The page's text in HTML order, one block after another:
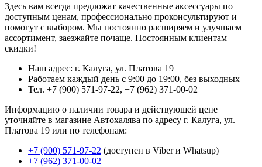
Здесь вам всегда предложат качественные аксессуары по
доступным ценам, профессионально проконсультируют и
помогут с выбором. Мы постоянно расширяем и улучшаем
ассортимент, заезжайте почаще. Постоянным клиентам
скидки!
Наш адрес: г. Калуга, ул. Платова 19
Работаем каждый день с 9:00 до 19:00, без выходных
Тел. +7 (900) 571-97-22, +7 (962) 371-00-02
Информацию о наличии товара и действующей цене
уточняйте в магазине Автохалява по адресу г. Калуга, ул.
Платова 19 или по телефонам:
+7 (900) 571-97-22 (доступен в Viber и Whatsup)
+7 (962) 371-00-02